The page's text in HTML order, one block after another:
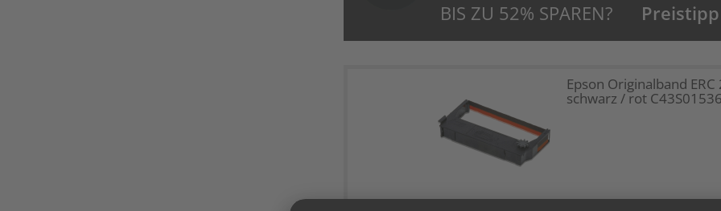
BIS ZU 52% SPAREN?
Epson Originalband ERC
schwarz / rot